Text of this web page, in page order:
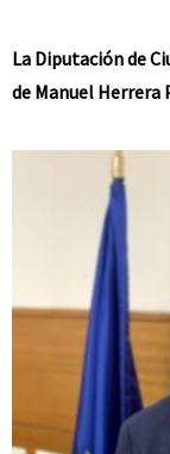
La Diputación de
de Manuel Herrera